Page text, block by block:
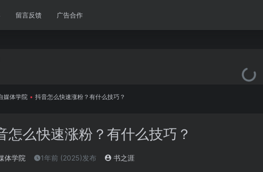
留言反馈 广告合作
媒体学院 • 抖音怎么快速涨粉？有什么技巧？
怎么快速涨粉？有什么技巧？
体学院 1年前 (2025)发布 书之涯